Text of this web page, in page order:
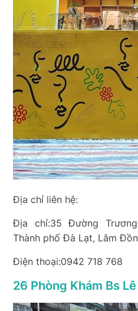
Địa chỉ liên hệ:
Địa chỉ:35 Đường
Thành phố Đà Lạt, Lâm
Điện thoại:0942 718 768
26 Phòng Khám Bs